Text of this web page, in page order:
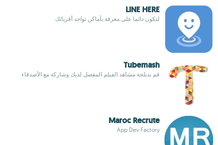
LINE HERE
لتكون دائما على معرفة بأماكن تواجد أقربائك
Tubemash
قم بدبلجة مشاهد الفيلم المفضل لديك وشاركه مع الأصدقاء
Maroc Recrute
App Dev Factory